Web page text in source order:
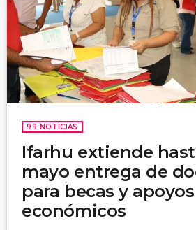
99 NOTICIAS
Ifarhu extiende
mayo entrega de
para becas y apoyos
económicos